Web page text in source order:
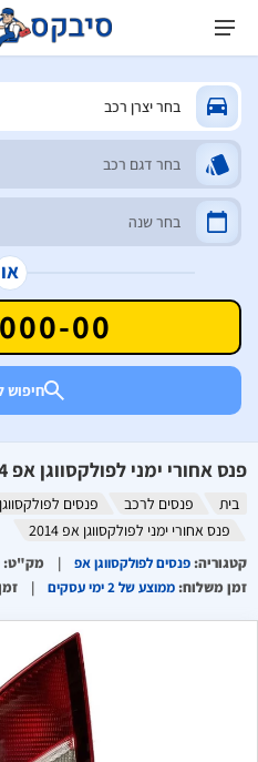
או
חיפוש
פנס אחורי ימני לפולקסווגן אפ 2014
בית פנסים לרכב פנסים לפולקסווגן
פנס אחורי ימני לפולקסווגן אפ 2014
קטגוריה:פנסים לפולקסווגן אפ מק"ט:
זמן משלוח:ממוצע של 2 ימי עסקים